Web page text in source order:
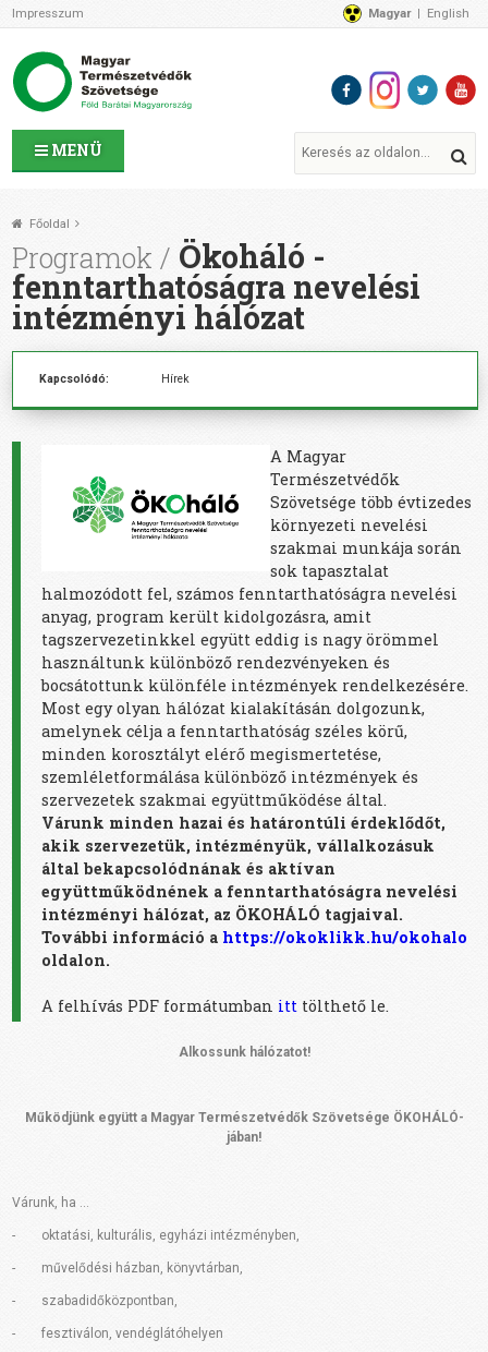
MENÜ
Impresszum Magyar English
Az MTVSZ-ről
Programok
MTVSZ ügyek és események
Tagszervezetek
Támogatóink
CSATLAKOZZ hozzánk!
Elérhetőségeink
1%
Segítsd a munkánkat!
Adományozz!
Támogatás
Főoldal
Programok Ökoháló -
fenntarthatóságra nevelési
intézményi hálózat
Kapcsolódó: Hírek
A Magyar
Természetvédők
Szövetsége több évtizedes
környezeti nevelési
szakmai munkája során
sok tapasztalat
halmozódott fel, számos fenntarthatóságra nevelési
anyag, program került kidolgozásra, amit
tagszervezetinkkel együtt eddig is nagy örömmel
használtunk különböző rendezvényeken és
bocsátottunk különféle intézmények rendelkezésére.
Most egy olyan hálózat kialakításán dolgozunk,
amelynek célja a fenntarthatóság széles körű,
minden korosztályt elérő megismertetése,
szemléletformálása különböző intézmények és
szervezetek szakmai együttműködése által.
Várunk minden hazai és határontúli érdeklődőt,
akik szervezetük, intézményük, vállalkozásuk
által bekapcsolódnának és aktívan
együttműködnének a fenntarthatóságra nevelési
intézményi hálózat, az ÖKOHÁLÓ tagjaival.
További információ ahttps://okoklikk.hu/okohalo
oldalon.
A felhívás PDF formátumban itt tölthető le.
Alkossunk hálózatot!
Működjünk együtt a Magyar Természetvédők Szövetsége ÖKOHÁLÓ-
jában!
Várunk, ha …
- oktatási, kulturális, egyházi intézményben,
- művelődési házban, könyvtárban,
- szabadidőközpontban,
- fesztiválon, vendéglátóhelyen